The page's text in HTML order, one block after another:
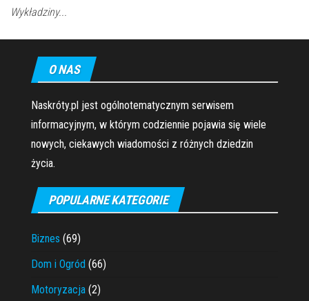
Wykładziny...
O NAS
Naskróty.pl jest ogólnotematycznym serwisem
informacyjnym, w którym codziennie pojawia się wiele
nowych, ciekawych wiadomości z różnych dziedzin
życia.
POPULARNE KATEGORIE
Biznes (69)
Dom i Ogród (66)
Motoryzacja (2)